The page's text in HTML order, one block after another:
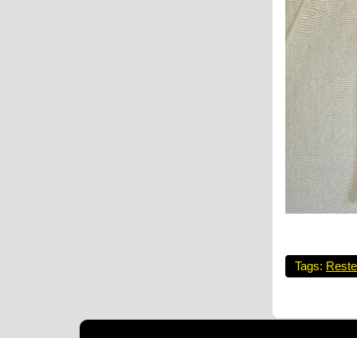
Tags: